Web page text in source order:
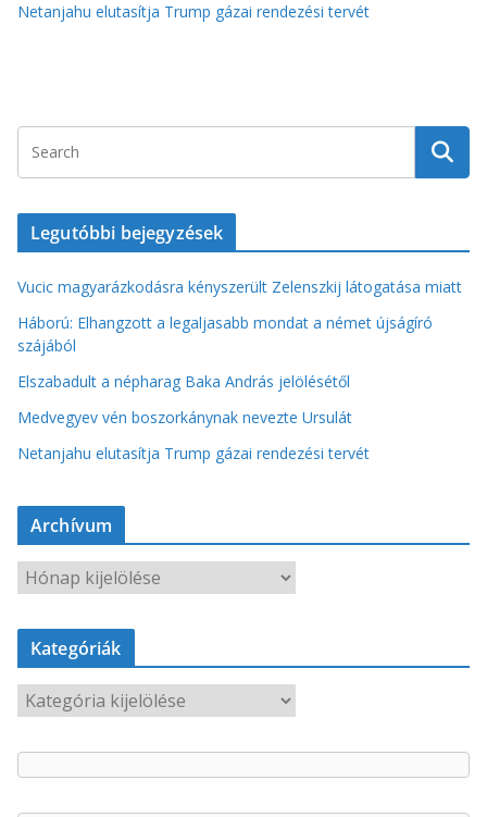
Netanjahu elutasítja Trump gázai rendezési tervét
Legutóbbi bejegyzések
Vucic magyarázkodásra kényszerült Zelenszkij látogatása miatt
Háború: Elhangzott a legaljasabb mondat a német újságíró
szájából
Elszabadult a népharag Baka András jelölésétől
Medvegyev vén boszorkánynak nevezte Ursulát
Netanjahu elutasítja Trump gázai rendezési tervét
Archívum
r
c
í
Kategóriák
a
t
e